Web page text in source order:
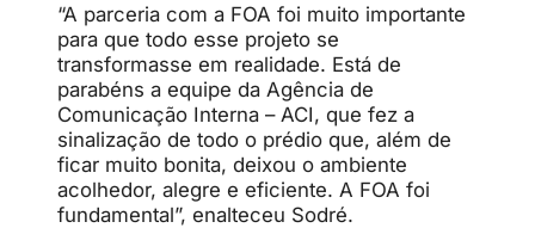
“A parceria com a FOA foi muito importante
para que todo esse projeto se
transformasse em realidade. Está de
parabéns a equipe da Agência de
Comunicação Interna – ACI, que fez a
sinalização de todo o prédio que, além de
ficar muito bonita, deixou o ambiente
acolhedor, alegre e eficiente. A FOA foi
fundamental”, enalteceu Sodré.